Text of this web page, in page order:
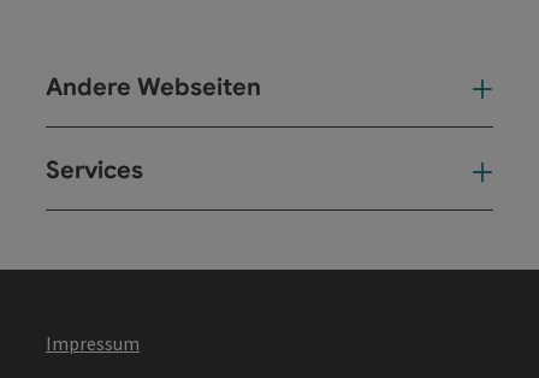
Andere Webseiten
Services
Impressum